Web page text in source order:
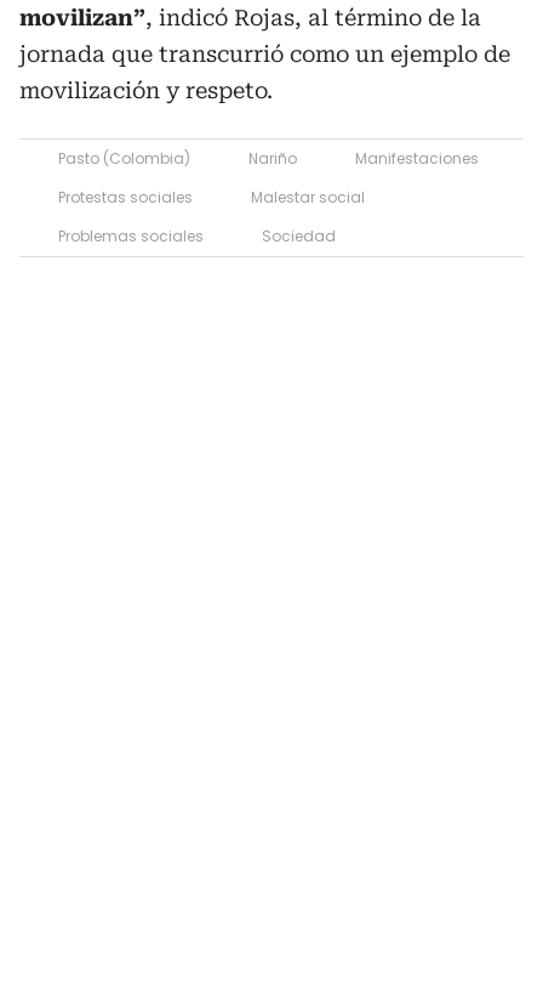
movilizan”, indicó Rojas, al término de la
jornada que transcurrió como un ejemplo de
movilización y respeto.
Pasto (Colombia) Nariño
Manifestaciones
Protestas sociales
Malestar social
Problemas sociales
Sociedad